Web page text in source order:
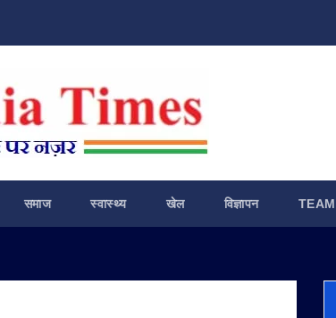
समाज स्वास्थ्य खेल विज्ञापन TEAM